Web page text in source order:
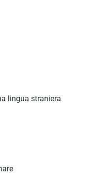
lingua straniera